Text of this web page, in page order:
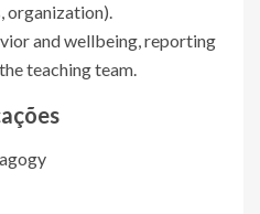
organization).
and wellbeing, reporting
teaching team.